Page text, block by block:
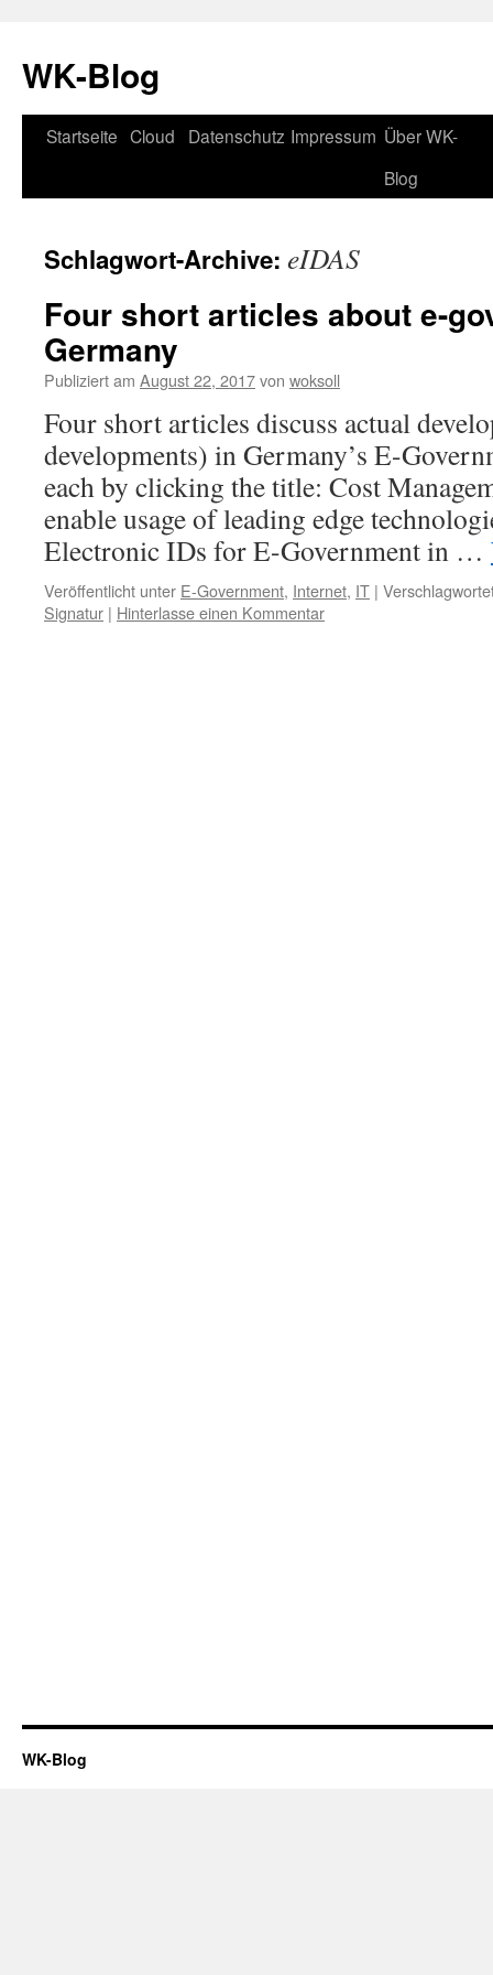
WK-Blog
Springe
Startseite Cloud Datenschutz Impressum Über WK-
Blog
Schlagwort-Archive: eIDAS
Four short articles about e-
Germany
Publiziert am August 22, 2017von woksoll
Four short articles discuss actual
developments) in Germany’s E-
each by clicking the title: Cost
enable usage of leading edge
Electronic IDs for E-Government in …
Veröffentlicht unter E-Government, Internet, IT |
Signatur | Hinterlasse einen Kommentar
WK-Blog